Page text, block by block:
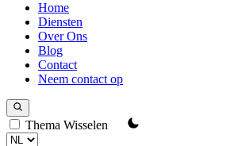
Home
Diensten
Over Ons
Blog
Contact
Neem contact op
Thema Wisselen